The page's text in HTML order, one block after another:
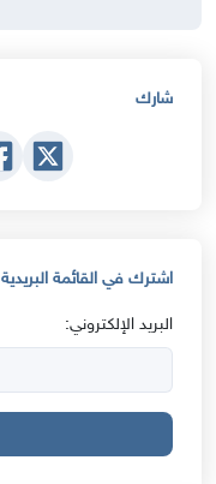
شارك
اشترك في القائمة البريدية
البريد الإلكتروني: